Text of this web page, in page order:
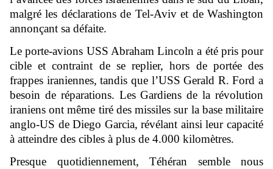
malgré les déclarations de Tel-Aviv et de Washington
annonçant sa défaite.
Le porte-avions USS Abraham Lincoln a été pris pour
cible et contraint de se replier, hors de portée des
frappes iraniennes, tandis que l’USS Gerald R. Ford a
besoin de réparations. Les Gardiens de la révolution
iraniens ont même tiré des missiles sur la base militaire
anglo-US de Diego Garcia, révélant ainsi leur capacité
à atteindre des cibles à plus de 4.000 kilomètres.
Presque quotidiennement, Téhéran semble nous